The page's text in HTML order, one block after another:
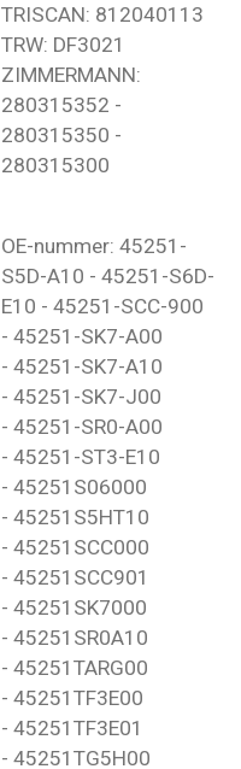
TRISCAN: 812040113
TRW: DF3021
ZIMMERMANN:
280315352 -
280315350 -
280315300
OE-nummer: 45251-
S5D-A10 - 45251-S6D-
E10 - 45251-SCC-900
- 45251-SK7-A00
- 45251-SK7-A10
- 45251-SK7-J00
- 45251-SR0-A00
- 45251-ST3-E10
- 45251S06000
- 45251S5HT10
- 45251SCC000
- 45251SCC901
- 45251SK7000
- 45251SR0A10
- 45251TARG00
- 45251TF3E00
- 45251TF3E01
- 45251TG5H00